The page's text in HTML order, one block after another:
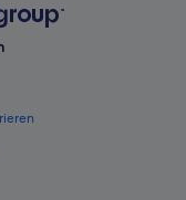
in Weiher